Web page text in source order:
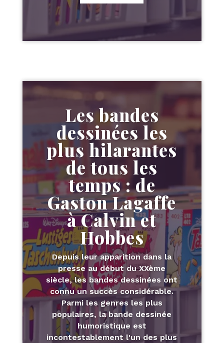
Les bandes
dessinées les
plus hilarantes
de tous les
temps : de
Gaston Lagaffe
à Calvin et
Hobbes
Depuis leur apparition dans la
presse au début du XXème
siècle, les bandes dessinées ont
connu un succès considérable.
Parmi les genres les plus
populaires, la bande dessinée
humoristique est
incontestablement l'un des plus